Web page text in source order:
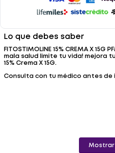
Lo que debes saber
FITOSTIMOLINE 15% CREMA X 15G
mala salud limite tu vida! mejora
15% Crema X 15G.
Consulta con tu médico antes
Mostrar